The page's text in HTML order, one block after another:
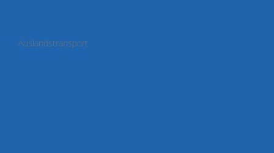
Auslandstransport